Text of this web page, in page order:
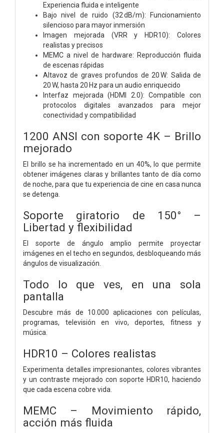
Experiencia fluida e inteligente
Bajo nivel de ruido (32 dB/m): Funcionamiento
silencioso para mayor inmersión
Imagen mejorada (VRR y HDR10): Colores
realistas y precisos
MEMC a nivel de hardware: Reproducción fluida
de escenas rápidas
Altavoz de graves profundos de 20 W: Salida de
20 W, hasta 20 Hz para un audio enriquecido
Interfaz mejorada (HDMI 2.0): Compatible con
protocolos digitales avanzados para mejor
conectividad y compatibilidad
1200 ANSI con soporte 4K – Brillo
mejorado
El brillo se ha incrementado en un 40%, lo que permite
obtener imágenes claras y brillantes tanto de día como
de noche, para que tu experiencia de cine en casa nunca
se detenga.
Soporte giratorio de 150° –
Libertad y flexibilidad
El soporte de ángulo amplio permite proyectar
imágenes en el techo en segundos, desbloqueando más
ángulos de visualización.
Todo lo que ves, en una sola
pantalla
Descubre más de 10.000 aplicaciones con películas,
programas, televisión en vivo, deportes, fitness y
música.
HDR10 – Colores realistas
Experimenta detalles impresionantes, colores vibrantes
y un contraste mejorado con soporte HDR10, haciendo
que cada escena cobre vida.
MEMC – Movimiento rápido,
acción más fluida